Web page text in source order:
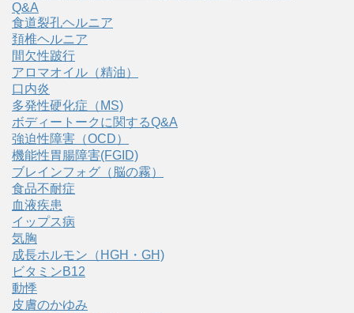
Q&A
食道裂孔ヘルニア
頚椎ヘルニア
間欠性跛行
アロマオイル（精油）
口内炎
多発性硬化症（MS)
ボディートークに関するQ&A
強迫性障害（OCD）
機能性胃腸障害(FGID)
ブレインフォグ（脳の霧）
食品不耐症
血液疾患
イップス病
気胸
成長ホルモン（HGH・GH)
ビタミンB12
動悸
皮膚のかゆみ